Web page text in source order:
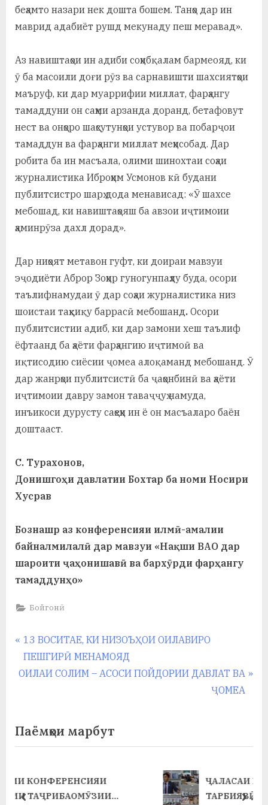
беҳамто назари нек дошта бошем. Танҳо дар ин
маврид адабиёт рушд мекунаду пеш меравад».
Аз навиштаҳои ин адиби соҳибқалам бармеояд, ки
ӯ ба масоили доғи рӯз ва сарнавишти шахсиятҳои
маъруф, ки дар муаррифии миллат, фарҳангу
тамаддуни он саҳми арзанда доранд, бетафовут
нест ва онҳоро шаҳсутунҳои устувор ва побарҷои
тамаддун ва фарҳанги миллат меҳисобад. Дар
робита ба ин масъала, олими шинохтаи соҳаи
журналистика Иброҳим Усмонов кӣ будани
публитсистро шарҳ дода менависад: «Ӯ шахсе
мебошад, ки навиштаҳояш ба авзои иҷтимоии
ҳаминрӯза дахл дорад».
Дар ниҳоят метавон гуфт, ки доираи мавзуи
эҷодиёти Аброр Зоҳир гуногунпаҳлу буда, осори
таълифнамудаи ӯ дар соҳаи журналистика низ
шоистаи таҳқиқу баррасӣ мебошанд. Осори
публитсистии адиб, ки дар замони хеш таълиф
ёфтаанд ба ҳаёти фарҳангию иҷтимоӣ ва
иқтисодию сиёсии ҷомеа алоқаманд мебошанд. Ӯ
дар жанрҳои публитсистӣ ба ҷаҳонбинӣ ва ҳаёти
иҷтимоии давру замон таваҷҷуҳ намуда,
инъикоси дурусту саҳеҳи ин ё он масъаларо баён
доштааст.
С. Турахонов,
Донишгоҳи давлатии Бохтар ба номи Носири
Хусрав
Бознашр аз конференсияи илмӣ-амалии
байналмилалӣ дар мавзуи «Нақши ВАО дар
шароити ҷаҳонишавӣ ва бархӯрди фарҳангу
тамаддунҳо»
Бойгонӣ
Навигация
по
P
r
e
o
13 ВОСИТАЕ, КИ НИЗОЪҲОИ ОИЛАВИРО
ПЕШГИРӢ МЕНАМОЯД
N
t
ОИЛАИ СОЛИМ – АСОСИ ПОЙДОРИИ ДАВЛАТ ВА
ҶОМЕА
Паёмҳои марбут
ҶАЛАСАИ ШУРОИ НАВБАТИИ
ТАРБИЯВӢ ДАР ХОБГОҲИ ДОНИШҶӮЁН
prev next